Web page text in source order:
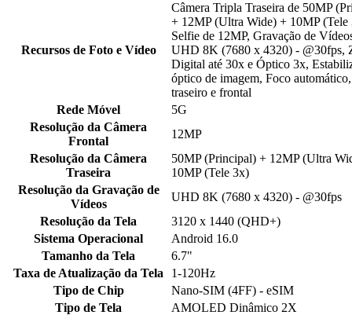
Recursos de Foto e Vídeo
Câmera Tripla Traseira de 50MP
+ 12MP (Ultra Wide) + 10MP (Tele
Selfie de 12MP, Gravação de
UHD 8K (7680 x 4320) - @30fps,
Digital até 30x e Óptico 3x,
óptico de imagem, Foco
traseiro e frontal
Rede Móvel
5G
Resolução da Câmera
Frontal
12MP
Resolução da Câmera
Traseira
50MP (Principal) + 12MP (Ultra
10MP (Tele 3x)
Resolução da Gravação de
Vídeos
UHD 8K (7680 x 4320) - @30fps
Resolução da Tela
3120 x 1440 (QHD+)
Sistema Operacional
Android 16.0
Tamanho da Tela
6.7"
Taxa de Atualização da Tela
1-120Hz
Tipo de Chip
Nano-SIM (4FF) - eSIM
Tipo de Tela
AMOLED Dinâmico 2X